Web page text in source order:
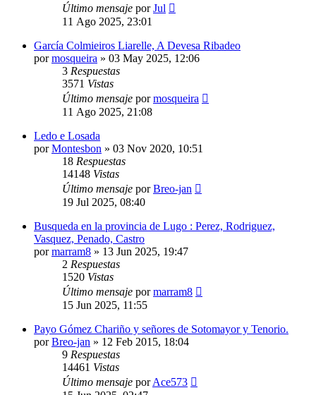
Último mensaje porJul
11 Ago 2025, 23:01
García Colmieiros Liarelle, A Devesa Ribadeo
pormosqueira » 03 May 2025, 12:06
3 Respuestas
3571 Vistas
Último mensaje pormosqueira
11 Ago 2025, 21:08
Ledo e Losada
porMontesbon » 03 Nov 2020, 10:51
18 Respuestas
14148 Vistas
Último mensaje porBreo-jan
19 Jul 2025, 08:40
Busqueda en la provincia de Lugo : Perez, Rodriguez,
Vasquez, Penado, Castro
pormarram8 » 13 Jun 2025, 19:47
2 Respuestas
1520 Vistas
Último mensaje pormarram8
15 Jun 2025, 11:55
Payo Gómez Chariño y señores de Sotomayor y Tenorio.
porBreo-jan » 12 Feb 2015, 18:04
9 Respuestas
14461 Vistas
Último mensaje porAce573